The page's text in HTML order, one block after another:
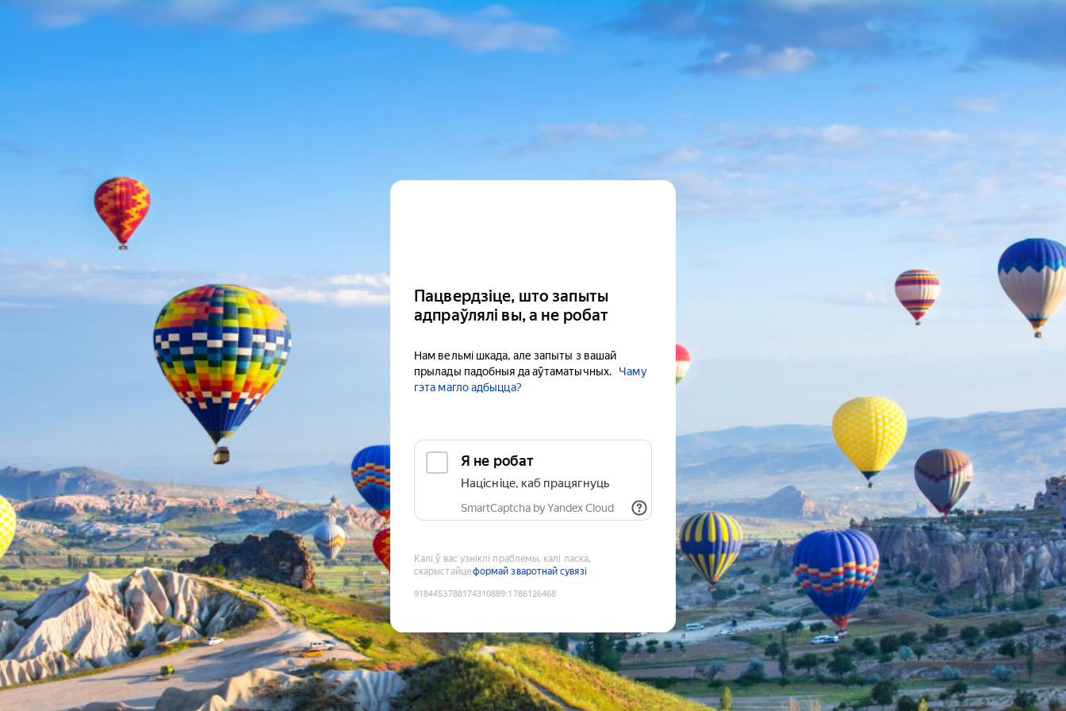
Пацвердзіце, што запыты
адпраўлялі вы, а не робат
Нам вельмі шкада, але запыты з вашай
прылады падобныя да аўтаматычных.
Чаму
гэта магло адбыцца?
Я не робат
Націсніце, каб працягнуць
SmartCaptcha by Yandex Cloud
Калі ў вас узніклі праблемы, калі ласка,
скарыстайцеформай зваротнай сувязі
9184453788174310889:1786126468